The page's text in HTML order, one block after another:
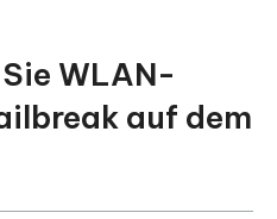
WLAN-
auf dem